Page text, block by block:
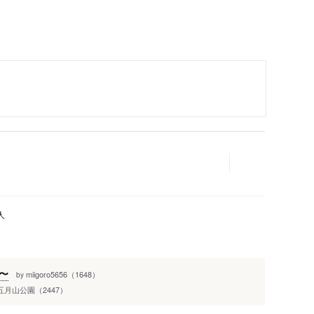
by miigoro5656（1648）
月山公園（2447）